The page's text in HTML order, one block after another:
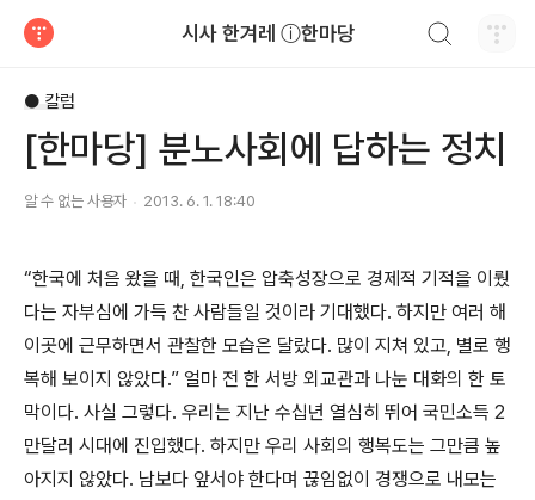
시사 한겨레 ⓘ한마당
● 칼럼
[한마당] 분노사회에 답하는 정치
알 수 없는 사용자 2013. 6. 1. 18:40
“한국에 처음 왔을 때, 한국인은 압축성장으로 경제적 기적을 이뤘
다는 자부심에 가득 찬 사람들일 것이라 기대했다. 하지만 여러 해
이곳에 근무하면서 관찰한 모습은 달랐다. 많이 지쳐 있고, 별로 행
복해 보이지 않았다.” 얼마 전 한 서방 외교관과 나눈 대화의 한 토
막이다. 사실 그렇다. 우리는 지난 수십년 열심히 뛰어 국민소득 2
만달러 시대에 진입했다. 하지만 우리 사회의 행복도는 그만큼 높
아지지 않았다. 남보다 앞서야 한다며 끊임없이 경쟁으로 내모는